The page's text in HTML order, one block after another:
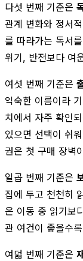
다섯 번째 기준은
관계 변화와 정서
를 따라가는 독서
위기, 반전보다 여
여섯 번째 기준은
익숙한 이름이라
치에서 자주 확인
있으면 선택이 쉬
권은 첫 구매 장벽
일곱 번째 기준은
집에 두고 천천히
은 이동 중 읽기보
관 여건이 좋을수
여덟 번째 기준은